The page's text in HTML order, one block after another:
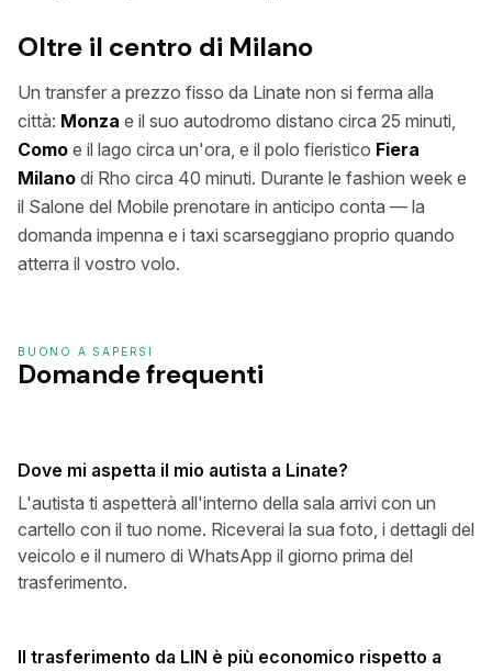
Oltre il centro di Milano
Un transfer a prezzo fisso da Linate non si ferma alla
città: Monza e il suo autodromo distano circa 25 minuti,
Como e il lago circa un'ora, e il polo fieristico Fiera
Milano di Rho circa 40 minuti. Durante le fashion week e
il Salone del Mobile prenotare in anticipo conta — la
domanda impenna e i taxi scarseggiano proprio quando
atterra il vostro volo.
BUONO A SAPERSI
Domande frequenti
Dove mi aspetta il mio autista a Linate?
L'autista ti aspetterà all'interno della sala arrivi con un
cartello con il tuo nome. Riceverai la sua foto, i dettagli del
veicolo e il numero di WhatsApp il giorno prima del
trasferimento.
Il trasferimento da LIN è più economico rispetto a